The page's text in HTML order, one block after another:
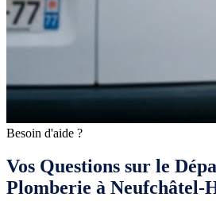
Besoin d'aide ?
Vos Questions sur le
Plomberie à Neufchâtel-